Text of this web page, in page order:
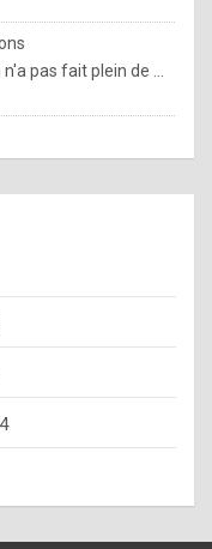
pas fait plein de ...